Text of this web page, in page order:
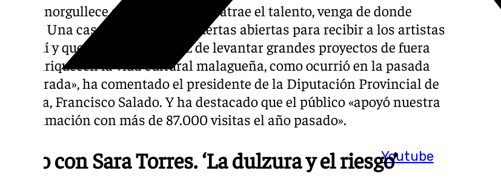
Youtube
«Nos enorgullece ser un centro que atrae el talento, venga de donde
venga. Una casa que tiene sus puertas abiertas para recibir a los artistas
de aquí y que también es capaz de levantar grandes proyectos de fuera
que enriquecen la vida cultural malagueña, como ocurrió en la pasada
temporada», ha comentado el presidente de la Diputación Provincial de
Málaga, Francisco Salado. Y ha destacado que el público «apoyó nuestra
programación con más de 87.000 visitas el año pasado».
Ciclo con Sara Torres. ‘La dulzura y el riesgo’